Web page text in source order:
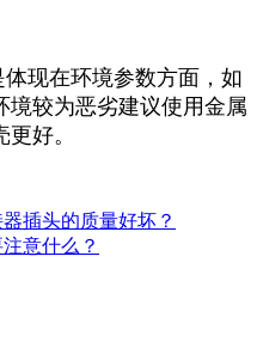
现在环境参数方面，如
境较为恶劣建议使用金属
好。
插头的质量好坏？
意什么？